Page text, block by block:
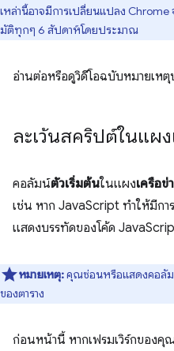
เหล่านี้อาจมีการเปลี่ยนแปลง
มัติทุกๆ 6 สัปดาห์โดยประมาณ
อ่านต่อหรือดูวิดีโอฉบับหมายเหตุ
ละเว้นสคริปต์ในแผง
คอลัมน์ตัวเริ่มต้นในแผงเครือข่
เช่น หาก JavaScript ทำให้มีก
แสดงบรรทัดของโค้ด
หมายเหตุ:คุณซ่อนหรือแสดงคอลั
ของตาราง
ก่อนหน้านี้ หากเฟรมเวิร์กของคุ